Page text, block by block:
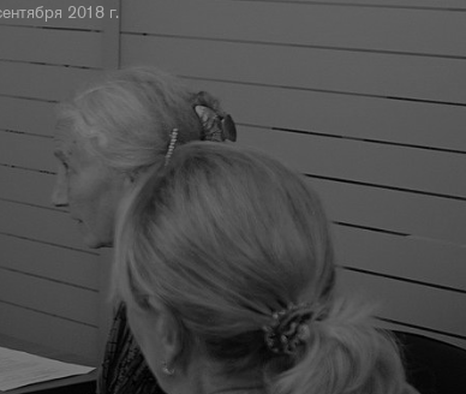
2018 г.